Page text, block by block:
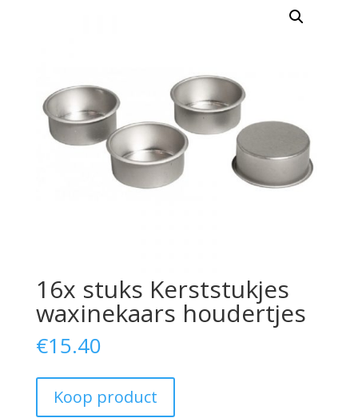
16x stuks Kerststukjes
waxinekaars houdertjes
€15.40
Koop product